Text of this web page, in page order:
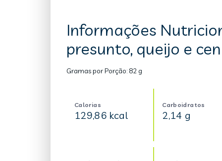
Informações
presunto, queijo e
Gramas por Porção: 82 g
Calorias
129,86 kcal
Carboidratos
2,14 g